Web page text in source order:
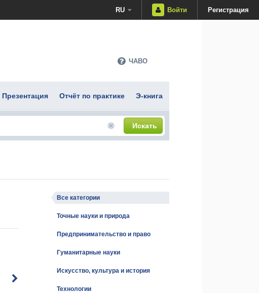
RU Войти Регистрация
ЧАВО
Презентация Отчёт по практике Э-книга
Искать
Все категории
Точные науки и природа
Предпринимательство и право
Гуманитарные науки
Искусство, культура и история
Технологии